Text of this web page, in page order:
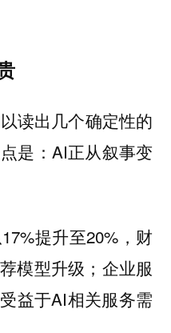
读出几个确定性的
是：AI正从叙事变
提升至20%，财
模型升级；企业服
益于AI相关服务需